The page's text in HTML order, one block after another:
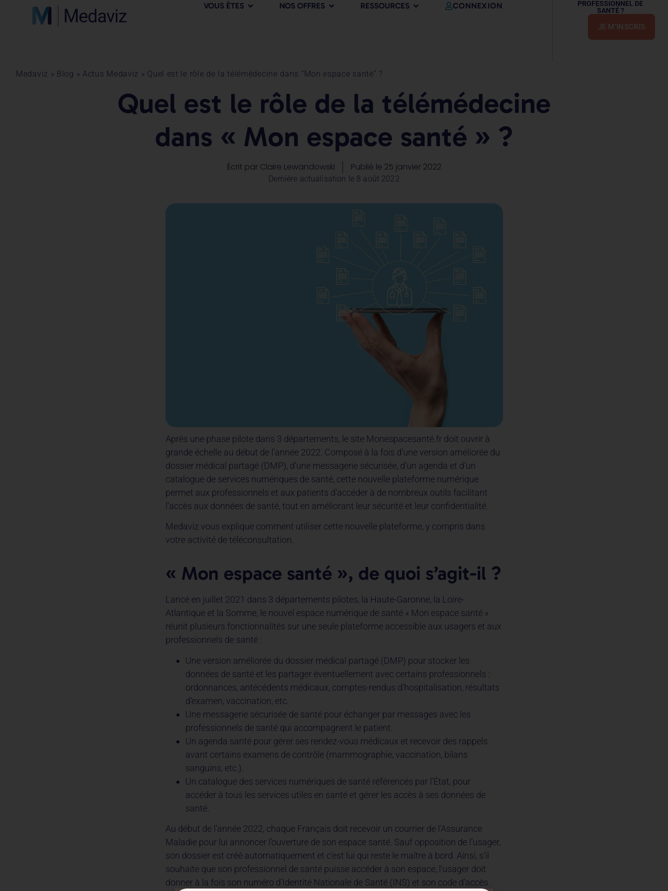
VOUS ÊTES NOS OFFRES RESSOURCES CONNEXION
PROFESSIONNEL DE
SANTÉ ?
JE M'INSCRIS
Medaviz » Blog » Actus Medaviz » Quel est le rôle de la télémédecine dans “Mon espace santé” ?
Quel est le rôle de la télémédecine
dans « Mon espace santé » ?
Écrit par Claire Lewandowski Publié le 25 janvier 2022
Dernière actualisation le 8 août 2022
Après une phase pilote dans 3 départements, le site Monespacesanté.fr doit ouvrir à
grande échelle au début de l’année 2022. Composé à la fois d’une version améliorée du
dossier médical partagé (DMP), d’une messagerie sécurisée, d’un agenda et d’un
catalogue de services numériques de santé, cette nouvelle plateforme numérique
permet aux professionnels et aux patients d’accéder à de nombreux outils facilitant
l’accès aux données de santé, tout en améliorant leur sécurité et leur confidentialité.
Medaviz vous explique comment utiliser cette nouvelle plateforme, y compris dans
votre activité de téléconsultation.
« Mon espace santé », de quoi s’agit-il ?
Lancé en juillet 2021 dans 3 départements pilotes, la Haute-Garonne, la Loire-
Atlantique et la Somme, le nouvel espace numérique de santé « Mon espace santé »
réunit plusieurs fonctionnalités sur une seule plateforme accessible aux usagers et aux
professionnels de santé :
Une version améliorée du dossier médical partagé (DMP) pour stocker les
données de santé et les partager éventuellement avec certains professionnels :
ordonnances, antécédents médicaux, comptes-rendus d’hospitalisation, résultats
d’examen, vaccination, etc.
Une messagerie sécurisée de santé pour échanger par messages avec les
professionnels de santé qui accompagnent le patient.
Un agenda santé pour gérer ses rendez-vous médicaux et recevoir des rappels
avant certains examens de contrôle (mammographie, vaccination, bilans
sanguins, etc.).
Un catalogue des services numériques de santé référencés par l’État, pour
accéder à tous les services utiles en santé et gérer les accès à ses données de
santé.
Au début de l’année 2022, chaque Français doit recevoir un courrier de l’Assurance
Maladie pour lui annoncer l’ouverture de son espace santé. Sauf opposition de l’usager,
son dossier est créé automatiquement et c’est lui qui reste le maître à bord. Ainsi, s’il
souhaite que son professionnel de santé puisse accéder à son espace, l’usager doit
donner à la fois son numéro d’Identité Nationale de Santé (INS) et son code d’accès.